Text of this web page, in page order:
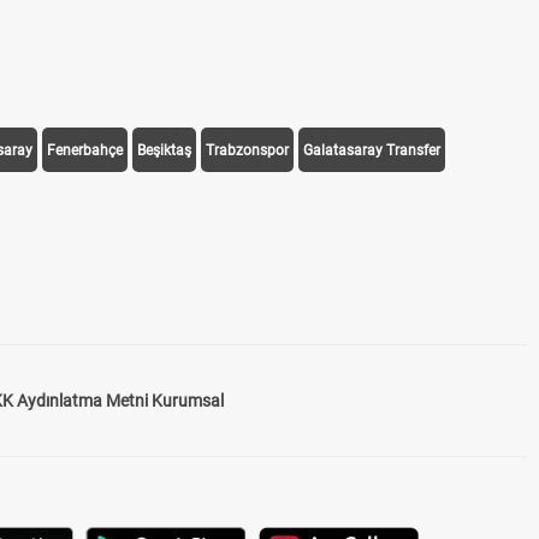
Fenerbahçe Beşiktaş Trabzonspor Galatasaray Transfer
Aydınlatma Metni Kurumsal